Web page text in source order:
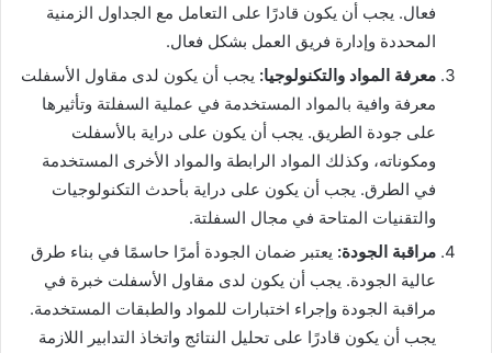
فعال. يجب أن يكون قادرًا على التعامل مع الجداول الزمنية
المحددة وإدارة فريق العمل بشكل فعال.
معرفة المواد والتكنولوجيا: يجب أن يكون لدى مقاول الأسفلت
معرفة وافية بالمواد المستخدمة في عملية السفلتة وتأثيرها
على جودة الطريق. يجب أن يكون على دراية بالأسفلت
ومكوناته، وكذلك المواد الرابطة والمواد الأخرى المستخدمة
في الطرق. يجب أن يكون على دراية بأحدث التكنولوجيات
والتقنيات المتاحة في مجال السفلتة.
مراقبة الجودة: يعتبر ضمان الجودة أمرًا حاسمًا في بناء طرق
عالية الجودة. يجب أن يكون لدى مقاول الأسفلت خبرة في
مراقبة الجودة وإجراء اختبارات للمواد والطبقات المستخدمة.
يجب أن يكون قادرًا على تحليل النتائج واتخاذ التدابير اللازمة